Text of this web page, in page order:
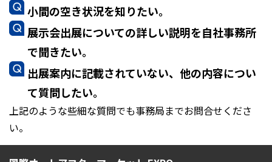
小間の空き状況を知りたい。
展示会出展についての詳しい説明を自社事務所
で聞きたい。
出展案内に記載されていない、他の内容につい
て質問したい。
上記のような些細な質問でも事務局までお問合せくださ
い。